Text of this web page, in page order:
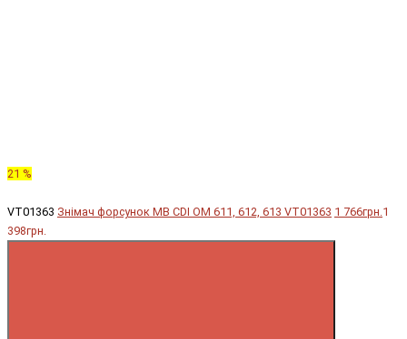
21 %
VT01363 Знімач форсунок MB CDI OM 611, 612, 613 VT01363 1 766грн.1
398грн.